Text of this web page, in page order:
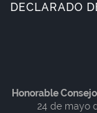
DECLARADO
Honorable
24 de mayo